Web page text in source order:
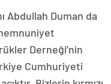
Abdullah Duman da
Derneği’nin
Cumhuriyeti